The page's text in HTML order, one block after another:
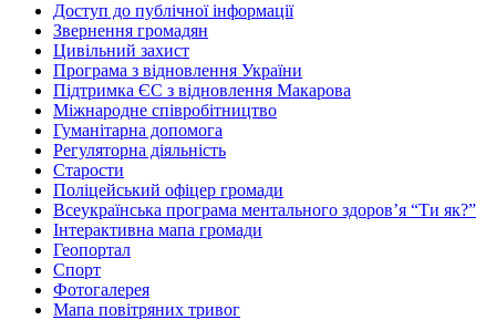
Доступ до публічної інформації
Звернення громадян
Цивільний захист
Програма з відновлення України
Підтримка ЄС з відновлення Макарова
Міжнародне співробітництво
Гуманітарна допомога
Регуляторна діяльність
Старости
Поліцейський офіцер громади
Всеукраїнська програма ментального здоров’я “Ти як?”
Інтерактивна мапа громади
Геопортал
Спорт
Фотогалерея
Мапа повітряних тривог